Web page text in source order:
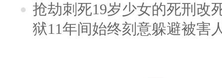
抢劫刺死19岁少女的死刑改
狱11年间始终刻意躲避被害